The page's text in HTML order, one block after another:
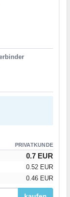
PRIVATKUNDE
0.7 EUR
0.52 EUR
0.46 EUR